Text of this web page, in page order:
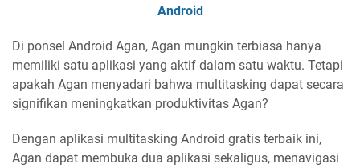
Android
Di ponsel Android Agan, Agan mungkin terbiasa hanya
memiliki satu aplikasi yang aktif dalam satu waktu. Tetapi
apakah Agan menyadari bahwa multitasking dapat secara
signifikan meningkatkan produktivitas Agan?
Dengan aplikasi multitasking Android gratis terbaik ini,
Agan dapat membuka dua aplikasi sekaligus, menavigasi